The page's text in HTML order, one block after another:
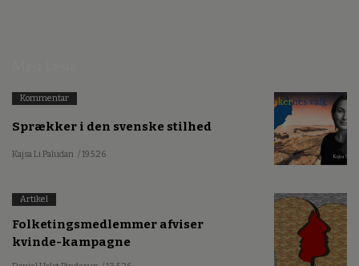
Kommentar
Sprækker i den svenske stilhed
Kajsa Li Paludan / 19.5.26
Artikel
Folketingsmedlemmer afviser
kvinde-kampagne